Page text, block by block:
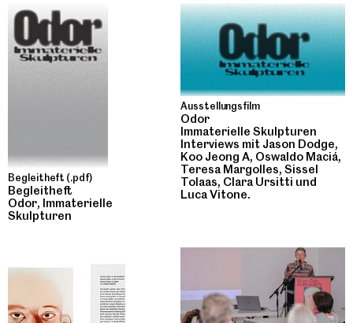
Begleitheft (.pdf)
Begleitheft
Odor, Immaterielle
Skulpturen
Ausstellungsfilm
Odor
Immaterielle Skulpturen
Interviews mit Jason Dodge,
Koo Jeong A, Oswaldo Maciá,
Teresa Margolles, Sissel
Tolaas, Clara Ursitti und
Luca Vitone.